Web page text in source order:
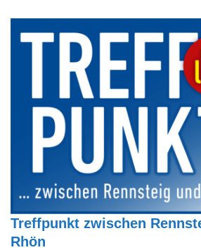
Treffpunkt zwischen
Rhön